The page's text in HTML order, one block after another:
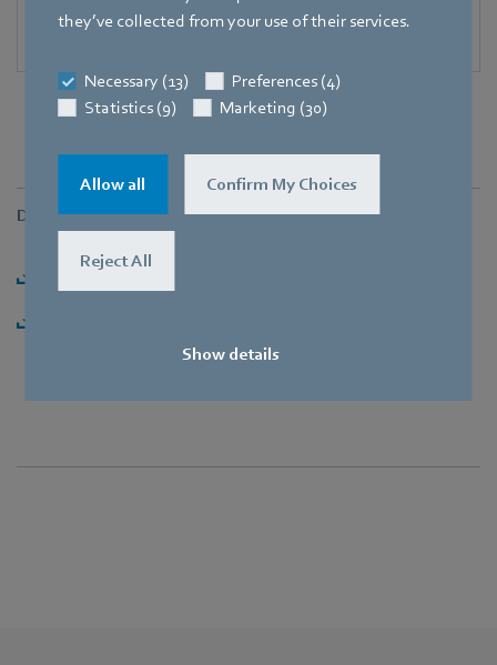
they’ve collected from your use of their services.
Necessary (13)
Preferences (4)
Statistics (9)
Marketing (30)
Allow all Confirm My Choices
Reject All
Show details
Downloads
Herunterladen [PDF] - 244,33KB